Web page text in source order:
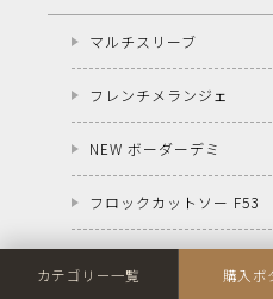
マルチスリーブ
フレンチメランジェ
NEW ボーダーデミ
フロックカットソー F53
フロックカーディガン F71
カテゴリー一覧 購入ボ